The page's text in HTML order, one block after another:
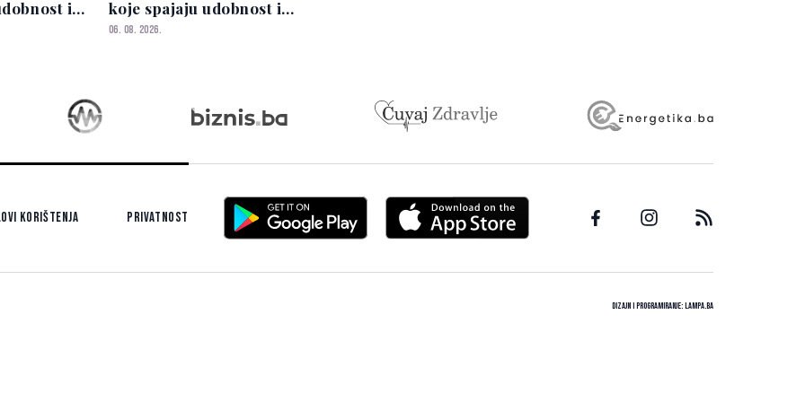
i
koje spajaju udobnost i
eleganciju
06. 08. 2026.
korištenja Privatnost
Dizajn i programiranje:Lampa.ba